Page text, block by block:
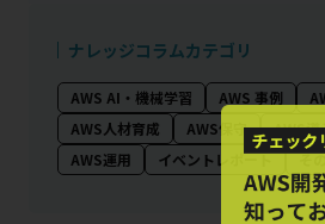
ナレッジコラムカテゴリ
AWS AI・機械学習 AWS 事例
AWS人材育成
AWS保守 AWS導
AWS運用
イベントレポート そ